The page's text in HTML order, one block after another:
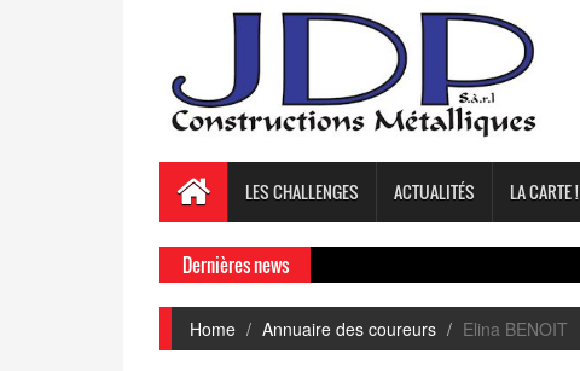
LES CHALLENGES ACTUALITÉS LA CARTE !
Dernières news
Home Annuaire des coureurs Elina BENOIT